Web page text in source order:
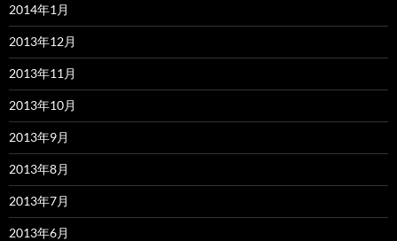
2014年1月
2013年12月
2013年11月
2013年10月
2013年9月
2013年8月
2013年7月
2013年6月